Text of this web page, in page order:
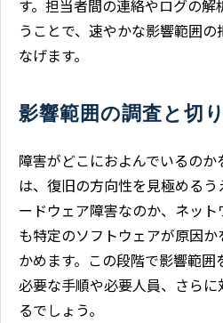
す。担当者間の連絡やログの
うことで、速やかな影響範囲
なげます。
影響範囲の調査と切
障害がどこにおよんでいるの
は、復旧の方向性を見極める
ードウェア障害なのか、ネッ
も特定のソフトウェアが原因
かめます。この段階で影響範
必要な手順や必要人員、さら
るでしょう。